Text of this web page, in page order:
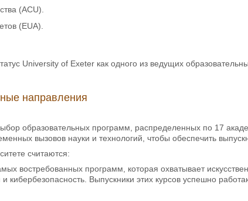
(ACU).
(EUA).
University of Exeter как одного из ведущих
направления
образовательных программ, распределенных по 17
вызовов науки и технологий, чтобы обеспечить
считаются:
востребованных программ, которая охватывает
кибербезопасность. Выпускники этих курсов успешно